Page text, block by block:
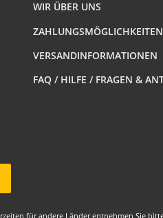
WIR ÜBER UNS
ZAHLUNGSMÖGLICHKEITEN
VERSANDINFORMATIONEN
FAQ / HILFE / FRAGEN &
für andere Länder entnehmen Sie